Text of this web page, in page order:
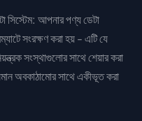
আপনার পণ্য ডেটা
সংরক্ষণ করা হয় - এটি যে
সংস্থাগুলোর সাথে শেয়ার করা
অবকাঠামোর সাথে একীভূত করা